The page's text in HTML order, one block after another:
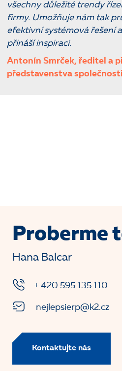
všechny důležité trendy
firmy. Umožňuje nám tak
efektivní systémová řešení
přináší inspiraci.
Antonín Smrček, ředitel a
představenstva společnosti
Proberme
Hana Balcar
+ 420 595 135 110
nejlepsierp@k2.cz
Kontaktujte nás